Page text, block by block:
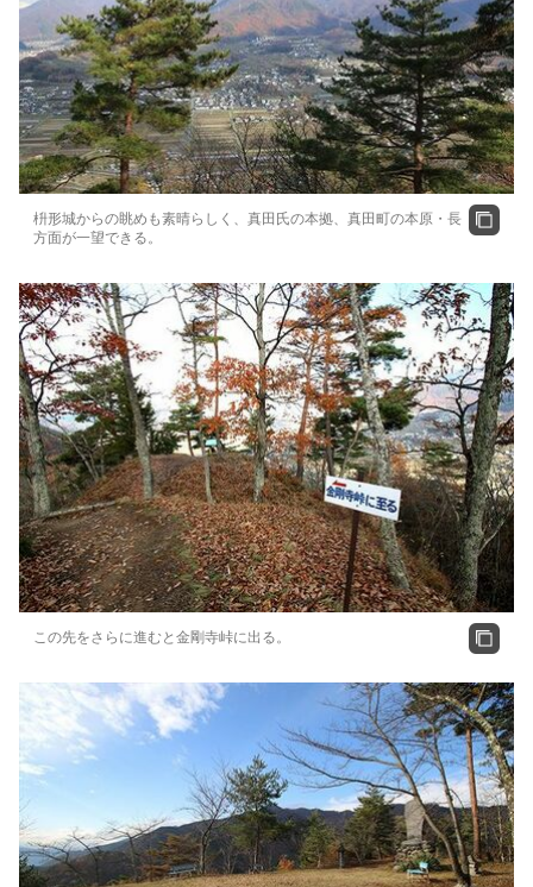
枡形城からの眺めも素晴らしく、真田氏の本拠、真田町の本原・長
方面が一望できる。
この先をさらに進むと金剛寺峠に出る。